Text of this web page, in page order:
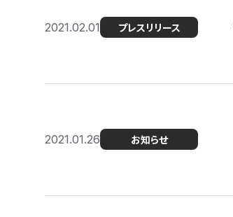
2021.02.01 プレスリリース
2021.01.26 お知らせ